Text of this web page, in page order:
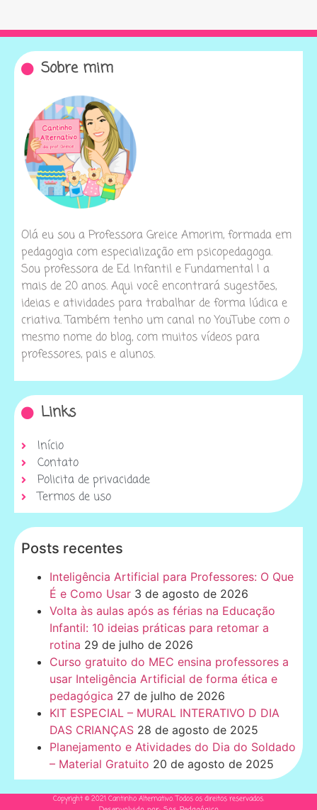
Sobre mim
Olá eu sou a Professora Greice Amorim, formada em
pedagogia com especialização em psicopedagoga.
Sou professora de Ed. Infantil e Fundamental I a
mais de 20 anos. Aqui você encontrará sugestões,
ideias e atividades para trabalhar de forma lúdica e
criativa. Também tenho um canal no YouTube com o
mesmo nome do blog, com muitos vídeos para
professores, pais e alunos.
Links
Início
Contato
Policita de privacidade
Termos de uso
Posts recentes
Inteligência Artificial para Professores: O Que
É e Como Usar 3 de agosto de 2026
Volta às aulas após as férias na Educação
Infantil: 10 ideias práticas para retomar a
rotina 29 de julho de 2026
Curso gratuito do MEC ensina professores a
usar Inteligência Artificial de forma ética e
pedagógica 27 de julho de 2026
KIT ESPECIAL – MURAL INTERATIVO D DIA
DAS CRIANÇAS 28 de agosto de 2025
Planejamento e Atividades do Dia do Soldado
– Material Gratuito 20 de agosto de 2025
Copyright © 2021 Cantinho Alternativo. Todos os direitos reservados.